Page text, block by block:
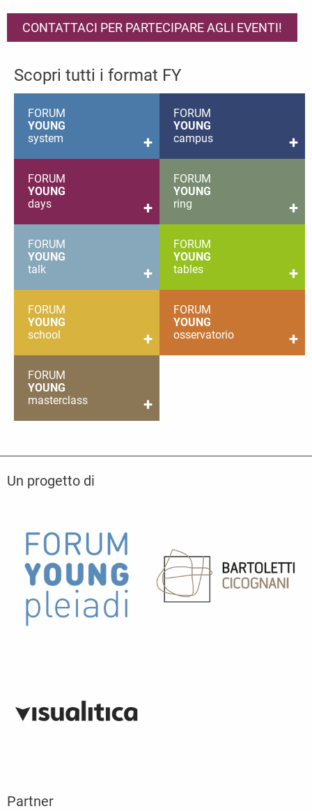
CONTATTACI PER PARTECIPARE AGLI EVENTI!
Scopri tutti i format FY
FORUM
YOUNG
system
+
FORUM
YOUNG
campus
+
FORUM
YOUNG
days
+
FORUM
YOUNG
ring
+
FORUM
YOUNG
talk
+
FORUM
YOUNG
tables
+
FORUM
YOUNG
school
+
FORUM
YOUNG
osservatorio
+
FORUM
YOUNG
masterclass
+
Un progetto di
Partner